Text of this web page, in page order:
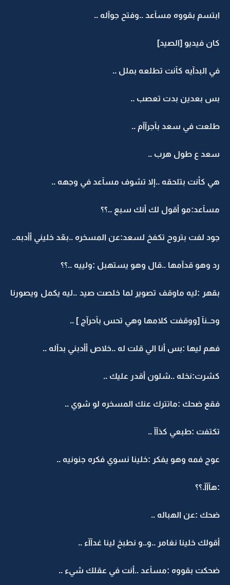
ابتسم بقووه مسآعد ..وفتح جوآله ..
كان فيديو [الصيد]
في البدآيه كآنت تطلعه بملل ..
بس بعدين بدت تعصب ..
طلعت في سعد بآجرآآم ..
سعد ع طول هرب ..
هي كأنت بتلحقه ..إلا تشوف مسآعد في وجهه ..
مسآعد:مو أقول لك أنك سبع ..؟؟
جود لفت بتروح تكفخ لسعد:عن المسخره ..بعّد خليني أأدبه..
رد وهو قدآمها ..قال وهو يستهبل :ولييه ..؟؟
بقهر :ليه ماوقف تصوير لما خلصت صيد ..ليه يكمل ويصورنا
وحــنآ [ووقفت كلامها وهي تحس بآحرآج ] ..
فهم ليها :بس أنا الي قلت له ..خلاص أأدبني بدآله ..
كشرت:نخله ..شلون أقدر عليك ..
فقع ضحك :ماتترك عنك المسخره لو شوي ..
تكتفت :طبعي كذآآ ..
عوج فمه وهو يفكر :خلينا نسوي فكره جنونيه ..
:هآآآ.؟؟
ضحك :عن الهباله ..
أقولك خلينا نغامر ..و..و نطبخ لينا غدآآء ..
ضحكت بقووه :مسآعد ..أنت في عقلك شيء ..